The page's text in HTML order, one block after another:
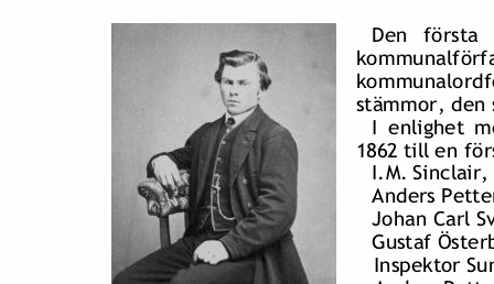
Den
stämmor, den
I enlighet
1862 till en
I.M.
Anders
Johan Carl
Gustaf
Inspektor